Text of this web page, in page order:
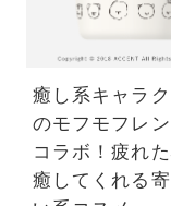
癒し系キャラ
のモフモフレ
コラボ！疲れ
癒してくれる